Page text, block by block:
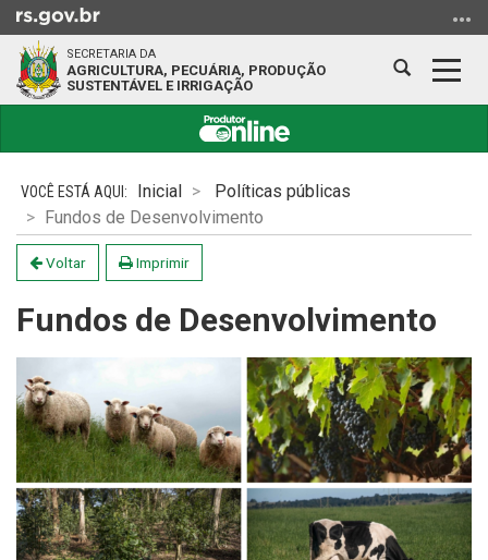
para
conteúdo
menu
para
SECRETARIA DA
AGRICULTURA, PECUÁRIA, PRODUÇÃO
SUSTENTÁVEL E IRRIGAÇÃO
Abrir
conteúdo
Inicial
Políticas públicas
Fundos de Desenvolvimento
Voltar Imprimir
Fundos de Desenvolvimento